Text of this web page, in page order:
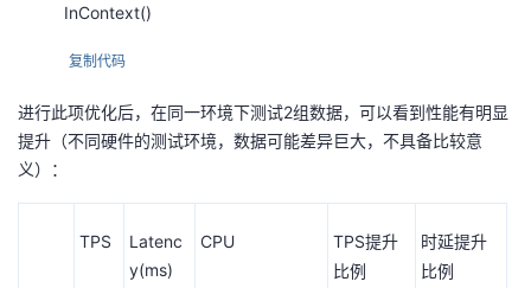
InContext()
复制代码
进行此项优化后，在同一环境下测试2组数据，可以看到性能有明显
提升（不同硬件的测试环境，数据可能差异巨大，不具备比较意
义）：
TPS
Latenc
y(ms)
CPU TPS提升
比例
时延提升
比例